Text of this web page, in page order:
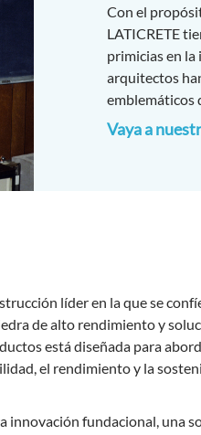
Con el
LATICRETE
primicias en
arquitectos
emblemáticos
Vaya a
líder en la que se
de alto rendimiento y
está diseñada para
el rendimiento y la
innovación fundacional, una